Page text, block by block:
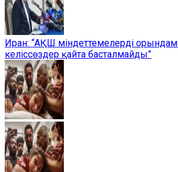
Иран: “АҚШ міндеттемелерді
келіссөздер қайта басталмайды”